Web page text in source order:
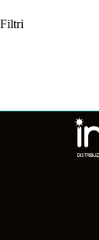
Filtri